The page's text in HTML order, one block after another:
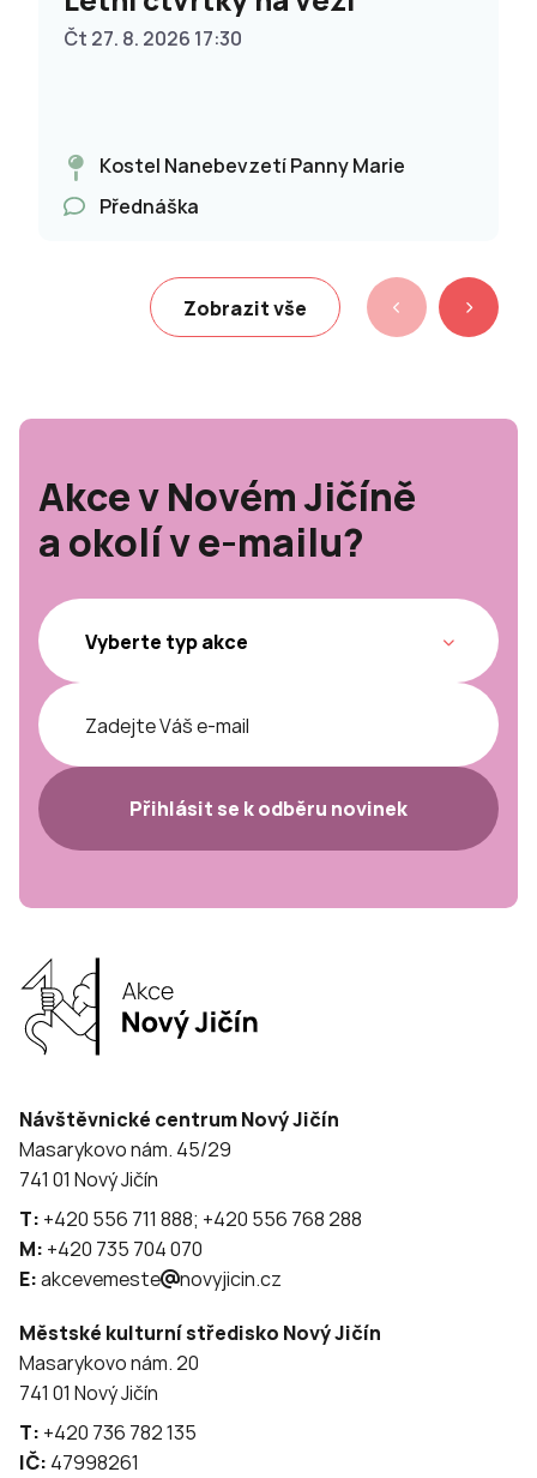
Čt 27. 8. 2026 17:30
Kostel Nanebevzetí Panny Marie
Přednáška
Zobrazit vše
Akce v Novém Jičíně
a okolí v e-mailu?
Přihlásit se k odběru novinek
Návštěvnické centrum Nový Jičín
Masarykovo nám. 45/29
741 01 Nový Jičín
T: +420 556 711 888; +420 556 768 288
M: +420 735 704 070
E:akcevemeste novyjicin.cz
Městské kulturní středisko Nový Jičín
Masarykovo nám. 20
741 01 Nový Jičín
T: +420 736 782 135
IČ: 47998261